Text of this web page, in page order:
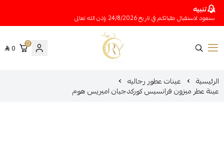
تنبيه
سنعود لاستقبال طلباتكم في تاريخ 24/8/2026 بإذن الله تعالى
متجر عينات عطور أوري
0
0
الرئيسية عينات عطور رجاليه
عينة عطر ميزون فرانسيس كوركدجيان اميريس هوم